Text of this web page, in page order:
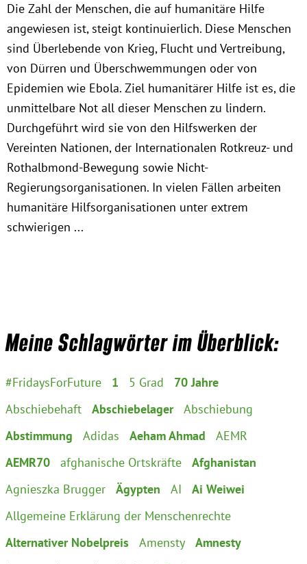
Bundestag 2017-2021
Obfrau im Ausschuss für Menschenrechte und
humanitäre Hilfe
Mein Abstimmungsverhalten
Ämter, Funktionen und Einkünfte
Besuch in Berlin
Kontakt
Termine
Twitter
Die Zahl der Menschen, die auf humanitäre Hilfe
angewiesen ist, steigt kontinuierlich. Diese Menschen
sind Überlebende von Krieg, Flucht und Vertreibung,
von Dürren und Überschwemmungen oder von
Epidemien wie Ebola. Ziel humanitärer Hilfe ist es, die
unmittelbare Not all dieser Menschen zu lindern.
Durchgeführt wird sie von den Hilfswerken der
Vereinten Nationen, der Internationalen Rotkreuz- und
Rothalbmond-Bewegung sowie Nicht-
Regierungsorganisationen. In vielen Fällen arbeiten
humanitäre Hilfsorganisationen unter extrem
schwierigen ...
Meine Schlagwörter im Überblick:
#FridaysForFuture 1 5 Grad
70 Jahre
Abschiebehaft
Abschiebelager
Abschiebung
Abstimmung
Adidas Aeham Ahmad
AEMR
AEMR70
afghanische Ortskräfte
Afghanistan
Agnieszka Brugger
Ägypten AI
Ai Weiwei
Allgemeine Erklärung der Menschenrechte
Alternativer Nobelpreis
Amensty
Amnesty